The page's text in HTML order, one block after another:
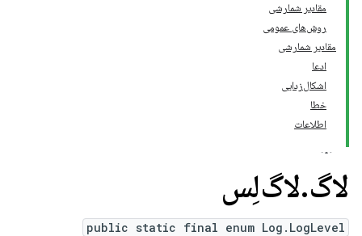
مقادیر شمارشی
روش‌های عمومی
مقادیر شمارشی
ادعا
اشکال‌زدایی
خطا
اطلاعات
لاگ.لاگ‌لِس
public static final enum Log.LogLevel